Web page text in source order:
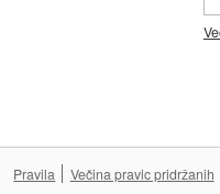
Pravila Večina pravic pridržanih